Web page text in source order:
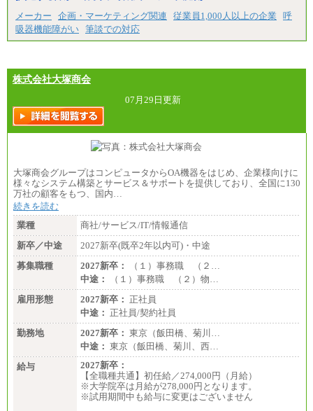
中途：
（１）（２）
月給：270,000円～
想定年収：490万円～1,100万円
・1,090万円/38歳・月給59万円 *残業代・家族手当
対象外
（３）
月給：190,000円～
想定年収：340万円～610万円
年収例：
・460万円/28歳・月給26万円
（４）
月給：201,000円～
想定年収：360万円～680万円
・520万円/32歳・月給29万円
年収例は賞与含む、残業代・家族手当含まず
※キャリアや能力等を考慮の上、当社規定により確
定します
※残業手当：別途支給
※固定給に固定残業代含まず
※試用期間中も給与に変更なし
メーカー
企画・マーケティング関連 従業員1,000人以上の企業
呼
吸器機能障がい 筆談での対応
株式会社大塚商会
07月29日更新
大塚商会グループはコンピュータからOA機器をはじめ、企業様向けに
様々なシステム構築とサービス＆サポートを提供しており、全国に130
万社の顧客をもつ、国内…
続きを読む
業種
商社/サービス/IT/情報通信
新卒／中途
2027新卒(既卒2年以内可)・中途
募集職種
2027新卒：
（１）事務職 （２…
中途：
（１）事務職 （２）物…
雇用形態
2027新卒： 正社員
中途： 正社員/契約社員
勤務地
2027新卒： 東京（飯田橋、菊川…
中途： 東京（飯田橋、菊川、西…
給与
2027新卒：
【全職種共通】初任給／274,000円（月給）
※大学院卒は月給が278,000円となります。
※試用期間中も給与に変更はございません